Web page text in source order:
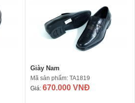
Giày Nam
Mã sản phẩm: TA1819
Giá: 670.000 VNĐ